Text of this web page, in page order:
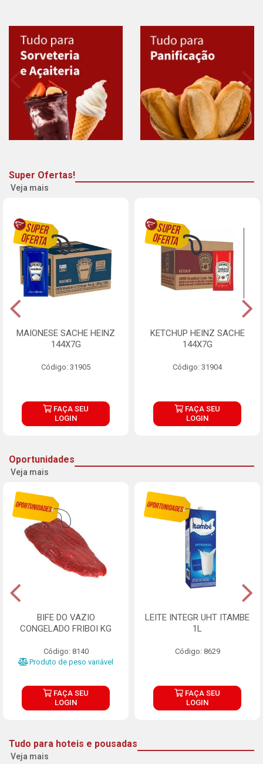
Super Ofertas!
Veja mais
MAIONESE SACHE HEINZ
144X7G
Código: 31905
FAÇA SEU
LOGIN
KETCHUP HEINZ SACHE
144X7G
Código: 31904
FAÇA SEU
LOGIN
Oportunidades
Veja mais
BIFE DO VAZIO
CONGELADO FRIBOI KG
Código: 8140
Produto de peso variável
FAÇA SEU
LOGIN
LEITE INTEGR UHT ITAMBE
1L
Código: 8629
FAÇA SEU
LOGIN
Tudo para hoteis e pousadas
Veja mais